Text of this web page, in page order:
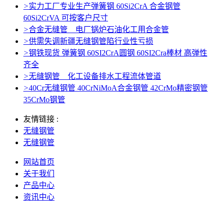
>实力工厂专业生产弹簧钢 60Si2CrA 合金钢管
60Si2CrVA 可按客户尺寸
>合金无缝管 电厂锅炉石油化工用合金管
>供需失调新疆无缝钢管陷行业性亏损
>钢铁现货 弹簧钢 60SI2CrA圆钢 60SI2Cra棒材 高弹性
齐全
>无缝钢管 化工设备排水工程流体管道
>40Cr无缝钢管 40CrNiMoA合金钢管 42CrMo精密钢管
35CrMo钢管
友情链接 :
无缝钢管
无缝钢管
网站首页
关于我们
产品中心
资讯中心